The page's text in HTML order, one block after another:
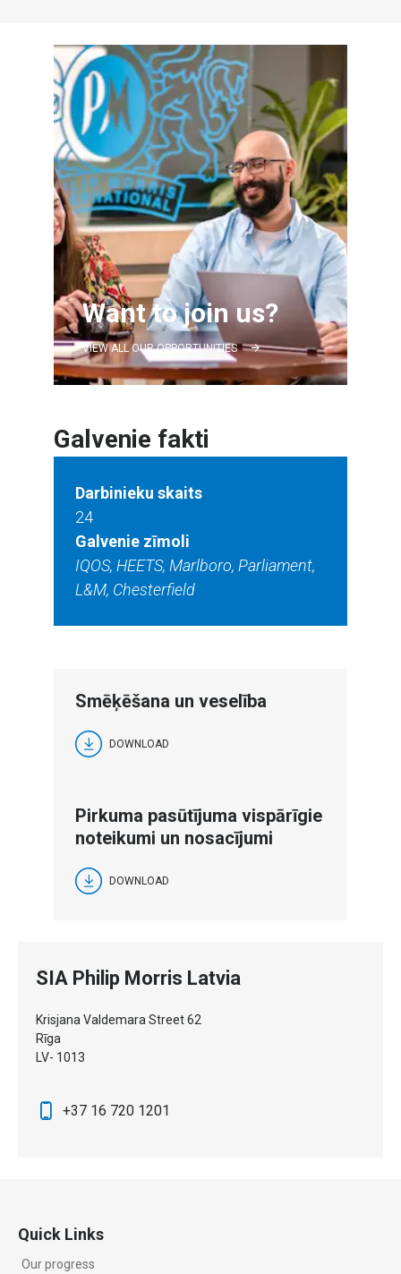
Want to join us?
VIEW ALL OUR OPPORTUNITIES
Galvenie fakti
Darbinieku skaits
24
Galvenie zīmoli
IQOS, HEETS, Marlboro, Parliament,
L&M, Chesterfield
Smēķēšana un veselība
DOWNLOAD
Pirkuma pasūtījuma vispārīgie
noteikumi un nosacījumi
DOWNLOAD
SIA Philip Morris Latvia
Krisjana Valdemara Street 62
Rīga
LV- 1013
+37 16 720 1201
Quick Links
Our progress